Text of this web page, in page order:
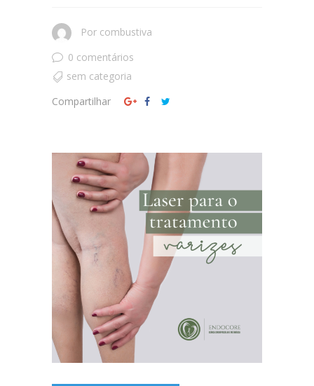
Por combustiva
0 comentários
sem categoria
Compartilhar